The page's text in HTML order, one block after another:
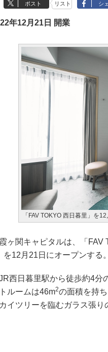
ポスト リスト シ
年12月21日 開業
「FAV TOKYO 西日暮里」を
ヶ関キャピタルは、「FAV
を12月21日にオープンする
西日暮里駅から徒歩約4分
ルームは46m2の面積を持
イツリーを臨むガラス張